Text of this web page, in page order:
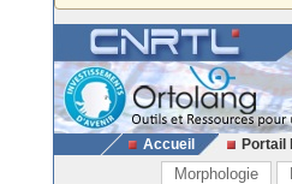
Accueil Portail
Morphologie